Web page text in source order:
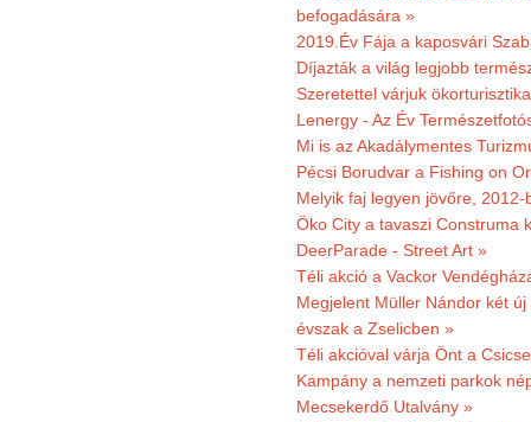
befogadására »
2019.Év Fája a kaposvári
Díjazták a világ legjobb
Szeretettel várjuk
Lenergy - Az Év
Mi is az Akadálymentes
Pécsi Borudvar a Fishing on
Melyik faj legyen jövőre,
Öko City a tavaszi Construma
DeerParade - Street Art »
Téli akció a Vackor
Megjelent Müller Nándor két
évszak a Zselicben »
Téli akcióval várja Önt a
Kampány a nemzeti parkok
Mecsekerdő Utalvány »